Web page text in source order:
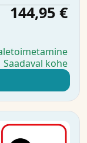
144,95 €
Saadaval kohe